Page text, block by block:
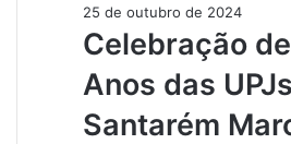
25 de outubro de 2024
Celebração
Anos das
Santarém